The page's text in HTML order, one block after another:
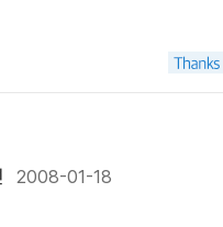
지는 않았다. '눈에 보이는 것
이는 것조차 보지 못하는 독
설명으로 달아둠으로써 인식
살렸다고 해야할까? 머리말에
마음을 낮게 하는 것이라고 기
을 낮게 만든 동시에, 머리는 마
. 이 책에 나오는 전태일의 이
'지식'이었다. 1970년 11월 13
는 골목 평화시장 입구에서
고 스스로 불을 질렀다. 입을 악
자리에서 있던 청년은 잠시 쓰
고 생각한 구경꾼들이 서둘러
2008-01-18